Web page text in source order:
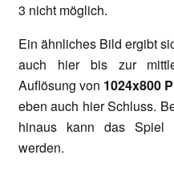
3 nicht möglich.
Ein ähnliches Bild ergibt
auch hier bis zur
Auflösung von 1024x800
eben auch hier Schluss.
hinaus kann das Spiel
werden.